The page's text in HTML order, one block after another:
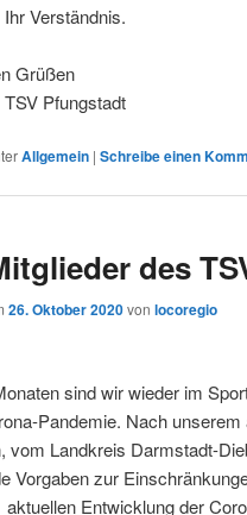
Verständnis.
Grüßen
Pfungstadt
Allgemein | Schreibe einen
des
26. Oktober 2020von locoregio
sind wir wieder im
Pandemie. Nach
vom Landkreis Darmstadt-
Vorgaben zur
Entwicklung der